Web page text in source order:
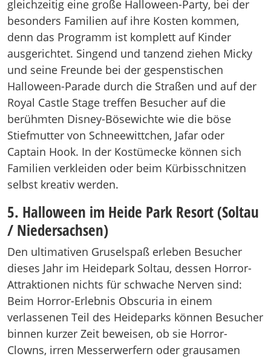
gleichzeitig eine große Halloween-Party, bei der
besonders Familien auf ihre Kosten kommen,
denn das Programm ist komplett auf Kinder
ausgerichtet. Singend und tanzend ziehen Micky
und seine Freunde bei der gespenstischen
Halloween-Parade durch die Straßen und auf der
Royal Castle Stage treffen Besucher auf die
berühmten Disney-Bösewichte wie die böse
Stiefmutter von Schneewittchen, Jafar oder
Captain Hook. In der Kostümecke können sich
Familien verkleiden oder beim Kürbisschnitzen
selbst kreativ werden.
5. Halloween im Heide Park Resort (Soltau
/ Niedersachsen)
Den ultimativen Gruselspaß erleben Besucher
dieses Jahr im Heidepark Soltau, dessen Horror-
Attraktionen nichts für schwache Nerven sind:
Beim Horror-Erlebnis Obscuria in einem
verlassenen Teil des Heideparks können Besucher
binnen kurzer Zeit beweisen, ob sie Horror-
Clowns, irren Messerwerfern oder grausamen